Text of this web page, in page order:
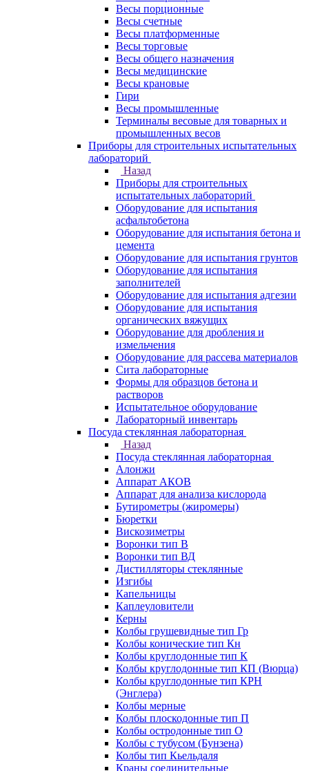
Весы порционные
Весы счетные
Весы платформенные
Весы торговые
Весы общего назначения
Весы медицинские
Весы крановые
Гири
Весы промышленные
Терминалы весовые для товарных и
промышленных весов
Приборы для строительных испытательных
лабораторий
Назад
Приборы для строительных
испытательных лабораторий
Оборудование для испытания
асфальтобетона
Оборудование для испытания бетона и
цемента
Оборудование для испытания грунтов
Оборудование для испытания
заполнителей
Оборудование для испытания адгезии
Оборудование для испытания
органических вяжущих
Оборудование для дробления и
измельчения
Оборудование для рассева материалов
Сита лабораторные
Формы для образцов бетона и
растворов
Испытательное оборудование
Лабораторный инвентарь
Посуда стеклянная лабораторная
Назад
Посуда стеклянная лабораторная
Алонжи
Аппарат АКОВ
Аппарат для анализа кислорода
Бутирометры (жиромеры)
Бюретки
Вискозиметры
Воронки тип В
Воронки тип ВД
Дистилляторы стеклянные
Изгибы
Капельницы
Каплеуловители
Керны
Колбы грушевидные тип Гр
Колбы конические тип Кн
Колбы круглодонные тип К
Колбы круглодонные тип КП (Вюрца)
Колбы круглодонные тип КРН
(Энглера)
Колбы мерные
Колбы плоскодонные тип П
Колбы остродонные тип О
Колбы с тубусом (Бунзена)
Колбы тип Кьельдаля
Краны соединительные